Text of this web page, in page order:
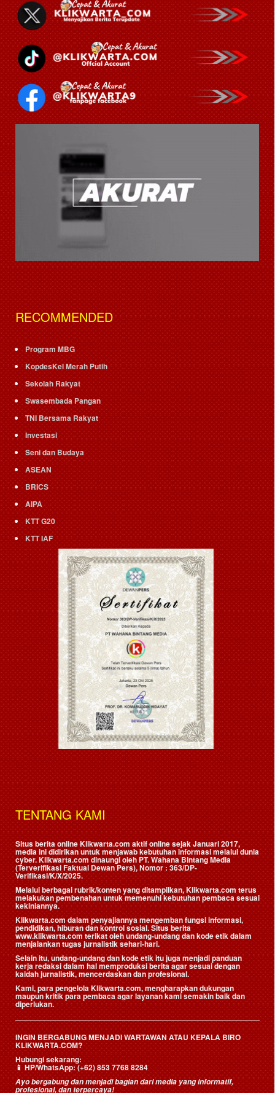
RECOMMENDED
Program MBG
KopdesKel Merah Putih
Sekolah Rakyat
Swasembada Pangan
TNI Bersama Rakyat
Investasi
Seni dan Budaya
ASEAN
BRICS
AIPA
KTT G20
KTT IAF
TENTANG KAMI
Situs berita online Klikwarta.com aktif online sejak Januari 2017,
media ini didirikan untuk menjawab kebutuhan informasi melalui dunia
cyber. Klikwarta.com dinaungi oleh PT. Wahana Bintang Media
(Terverifikasi Faktual Dewan Pers), Nomor : 363/DP-
Verifikasi/K/X/2025.
Melalui berbagai rubrik/konten yang ditampilkan, Klikwarta.com terus
melakukan pembenahan untuk memenuhi kebutuhan pembaca sesuai
kekiniannya.
Klikwarta.com dalam penyajiannya mengemban fungsi informasi,
pendidikan, hiburan dan kontrol sosial. Situs berita
www.klikwarta.com terikat oleh undang-undang dan kode etik dalam
menjalankan tugas jurnalistik sehari-hari.
Selain itu, undang-undang dan kode etik itu juga menjadi panduan
kerja redaksi dalam hal memproduksi berita agar sesuai dengan
kaidah jurnalistik, mencerdaskan dan profesional.
Kami, para pengelola Klikwarta.com, mengharapkan dukungan
maupun kritik para pembaca agar layanan kami semakin baik dan
diperlukan.
INGIN BERGABUNG MENJADI WARTAWAN ATAU KEPALA BIRO
KLIKWARTA.COM?
Hubungi sekarang:
📱HP/WhatsApp:(+62) 853 7768 8284
Ayo bergabung dan menjadi bagian dari media yang informatif,
profesional, dan terpercaya!